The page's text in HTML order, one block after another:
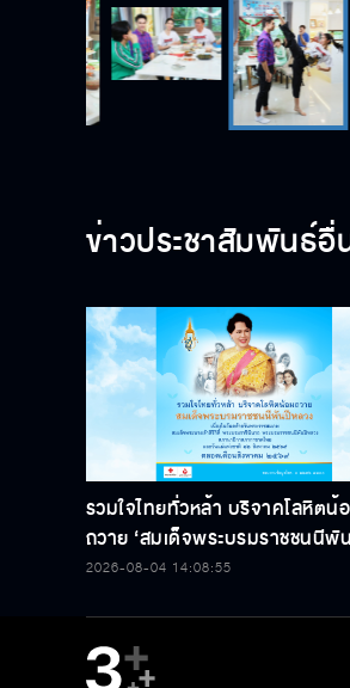
ซีรีส์นานาชาติ
การ์ตูน & เกม